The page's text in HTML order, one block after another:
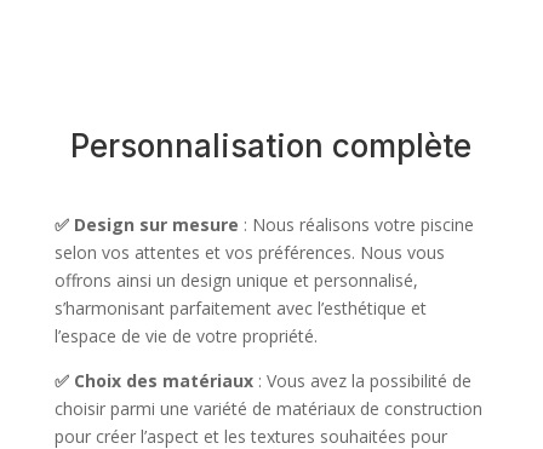
Personnalisation complète
✅ Design sur mesure : Nous réalisons votre piscine
selon vos attentes et vos préférences. Nous vous
offrons ainsi un design unique et personnalisé,
s’harmonisant parfaitement avec l’esthétique et
l’espace de vie de votre propriété.
✅ Choix des matériaux : Vous avez la possibilité de
choisir parmi une variété de matériaux de construction
pour créer l’aspect et les textures souhaitées pour